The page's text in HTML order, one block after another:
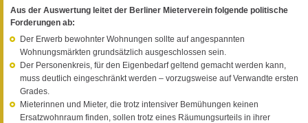
Aus der Auswertung leitet der Berliner Mieterverein folgende politische
Forderungen ab:
Der Erwerb bewohnter Wohnungen sollte auf angespannten
Wohnungsmärkten grundsätzlich ausgeschlossen sein.
Der Personenkreis, für den Eigenbedarf geltend gemacht werden kann,
muss deutlich eingeschränkt werden – vorzugsweise auf Verwandte ersten
Grades.
Mieterinnen und Mieter, die trotz intensiver Bemühungen keinen
Ersatzwohnraum finden, sollen trotz eines Räumungsurteils in ihrer